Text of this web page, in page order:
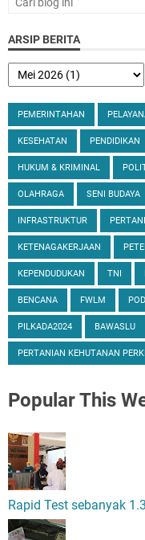
ARSIP BERITA
PEMERINTAHAN
KESEHATAN PENDIDIKAN
HUKUM & KRIMINAL
OLAHRAGA SENI BUDAYA
INFRASTRUKTUR
KETENAGAKERJAAN
KEPENDUDUKAN TNI
BENCANA FWLM
PILKADA2024 BAWASLU
PERTANIAN KEHUTANAN
PopularThis
Rapid Test sebanyak